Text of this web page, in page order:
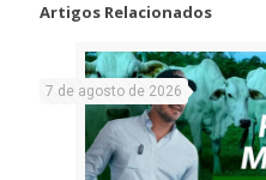
Artigos Relacionados
7 de agosto de 2026